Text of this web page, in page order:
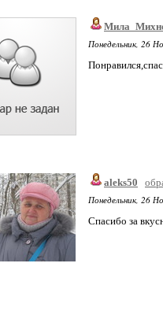
Понедельник, 26
aleks50
Понедельник, 26
Спасибо за